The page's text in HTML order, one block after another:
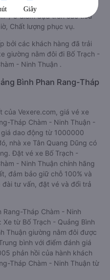
Tháp Chàm - Ninh Thuận
/ 5 điểm dựa trên các tiêu
Chất lượng phục vụ.
bởi các khách hàng đã trải
giường nằm đôi đi Bố Trạch -
- Ninh Thuận .
Bình Phan Rang-Tháp
của Vexere.com, giá vé xe
Tháp Chàm - Ninh Thuận -
dao động từ 1000000
nhà xe Tân Quang Dũng có
Đặt vé xe Bố Trạch -
- Ninh Thuận chính hãng
đảm bảo giữ chỗ 100% và
đài tư vấn, đặt vé và đổi trả
Rang-Tháp Chàm - Ninh
từ Bố Trạch - Quảng Bình
Thuận giường nằm đôi được
bình với điểm đánh giá
phản hồi của hành khách
Tháp Chàm - Ninh Thuận từ